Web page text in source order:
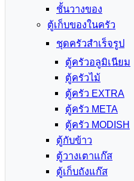
ชั้นวางของ
ตู้เก็บของในครัว
ชุดครัวสำเร็จรูป
ตู้ครัวอลูมิเนียม
ตู้ครัวไม้
ตู้ครัว EXTRA
ตู้ครัว META
ตู้ครัว MODISH
ตู้กับข้าว
ตู้วางเตาแก๊ส
ตู้เก็บถังแก๊ส